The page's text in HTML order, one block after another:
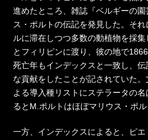
進めたところ、雑誌『ベルギーの
ス・ポルトの伝記を発見した。そ
ルに滞在しつつ多数の動植物を採
とフィリピンに渡り、彼の地で
死亡年もインデックスと一致し、
な貢献をしたことが記されていた
よる導入種リストにステラータの
るとM.ポルトはほぼマリウス・ポル
一方、インデックスによると、ピエ